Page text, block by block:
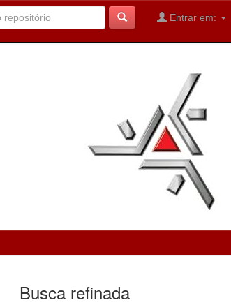
Entrar em:
Busca refinada